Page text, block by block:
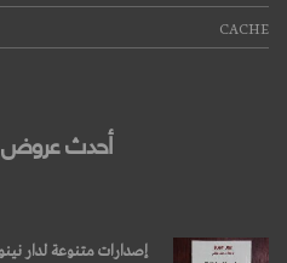
CACHE
أحدث عروض
إصدارات متنوعة لدار